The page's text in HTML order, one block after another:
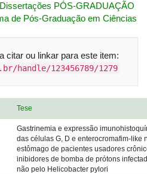
PÓS-GRADUAÇÃO
de Pós-Graduação em Ciências
citar ou linkar para este item:
handle/123456789/1279
Tese
Gastrinemia e expressão
das células G, D e enterocromafim-like
estômago de pacientes usadores
inibidores de bomba de prótons
não pelo Helicobacter pylori